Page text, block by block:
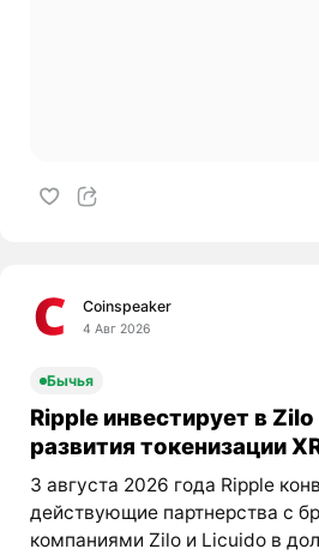
Coinspeaker
4 Авг 2026
Бычья
Ripple инвестирует в
развития токенизации
3 августа 2026 года Ripple
действующие партнерства с
компаниями Zilo и Licuido в